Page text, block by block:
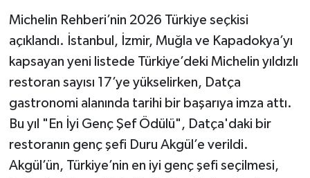
Michelin Rehberi’nin 2026 Türkiye seçkisi
açıklandı. İstanbul, İzmir, Muğla ve Kapadokya’yı
kapsayan yeni listede Türkiye’deki Michelin yıldızlı
restoran sayısı 17’ye yükselirken, Datça
gastronomi alanında tarihi bir başarıya imza attı.
Bu yıl "En İyi Genç Şef Ödülü", Datça'daki bir
restoranın genç şefi Duru Akgül’e verildi.
Akgül’ün, Türkiye’nin en iyi genç şefi seçilmesi,